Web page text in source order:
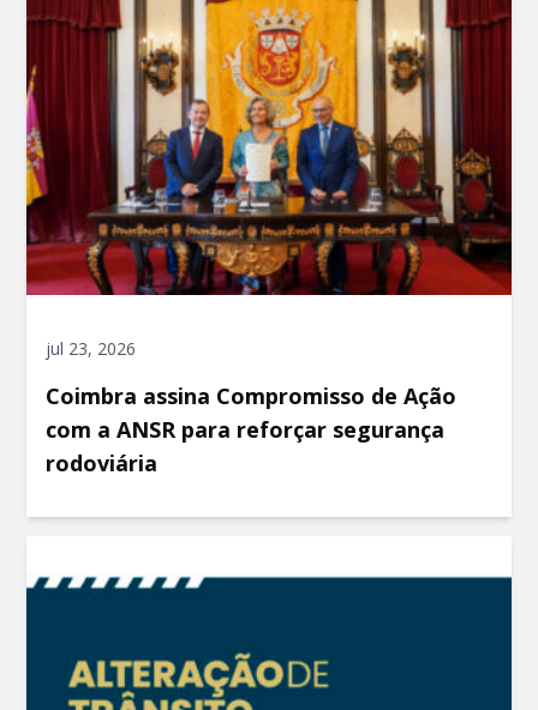
jul 23, 2026
Coimbra assina Compromisso de Ação
com a ANSR para reforçar segurança
rodoviária